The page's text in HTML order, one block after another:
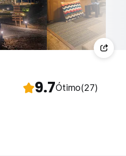
9.7Ótimo(27)